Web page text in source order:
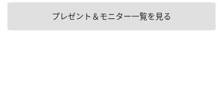
プレゼント＆モニター一覧を見る